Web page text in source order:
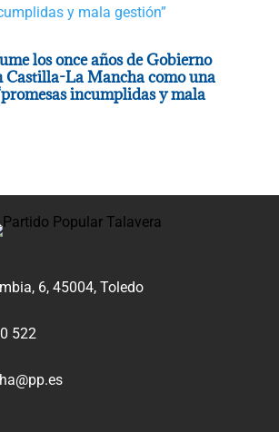
los once años de Gobierno
Castilla-La Mancha como una
incumplidas y mala
6, 45004, Toledo
522